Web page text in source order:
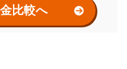
比較へ